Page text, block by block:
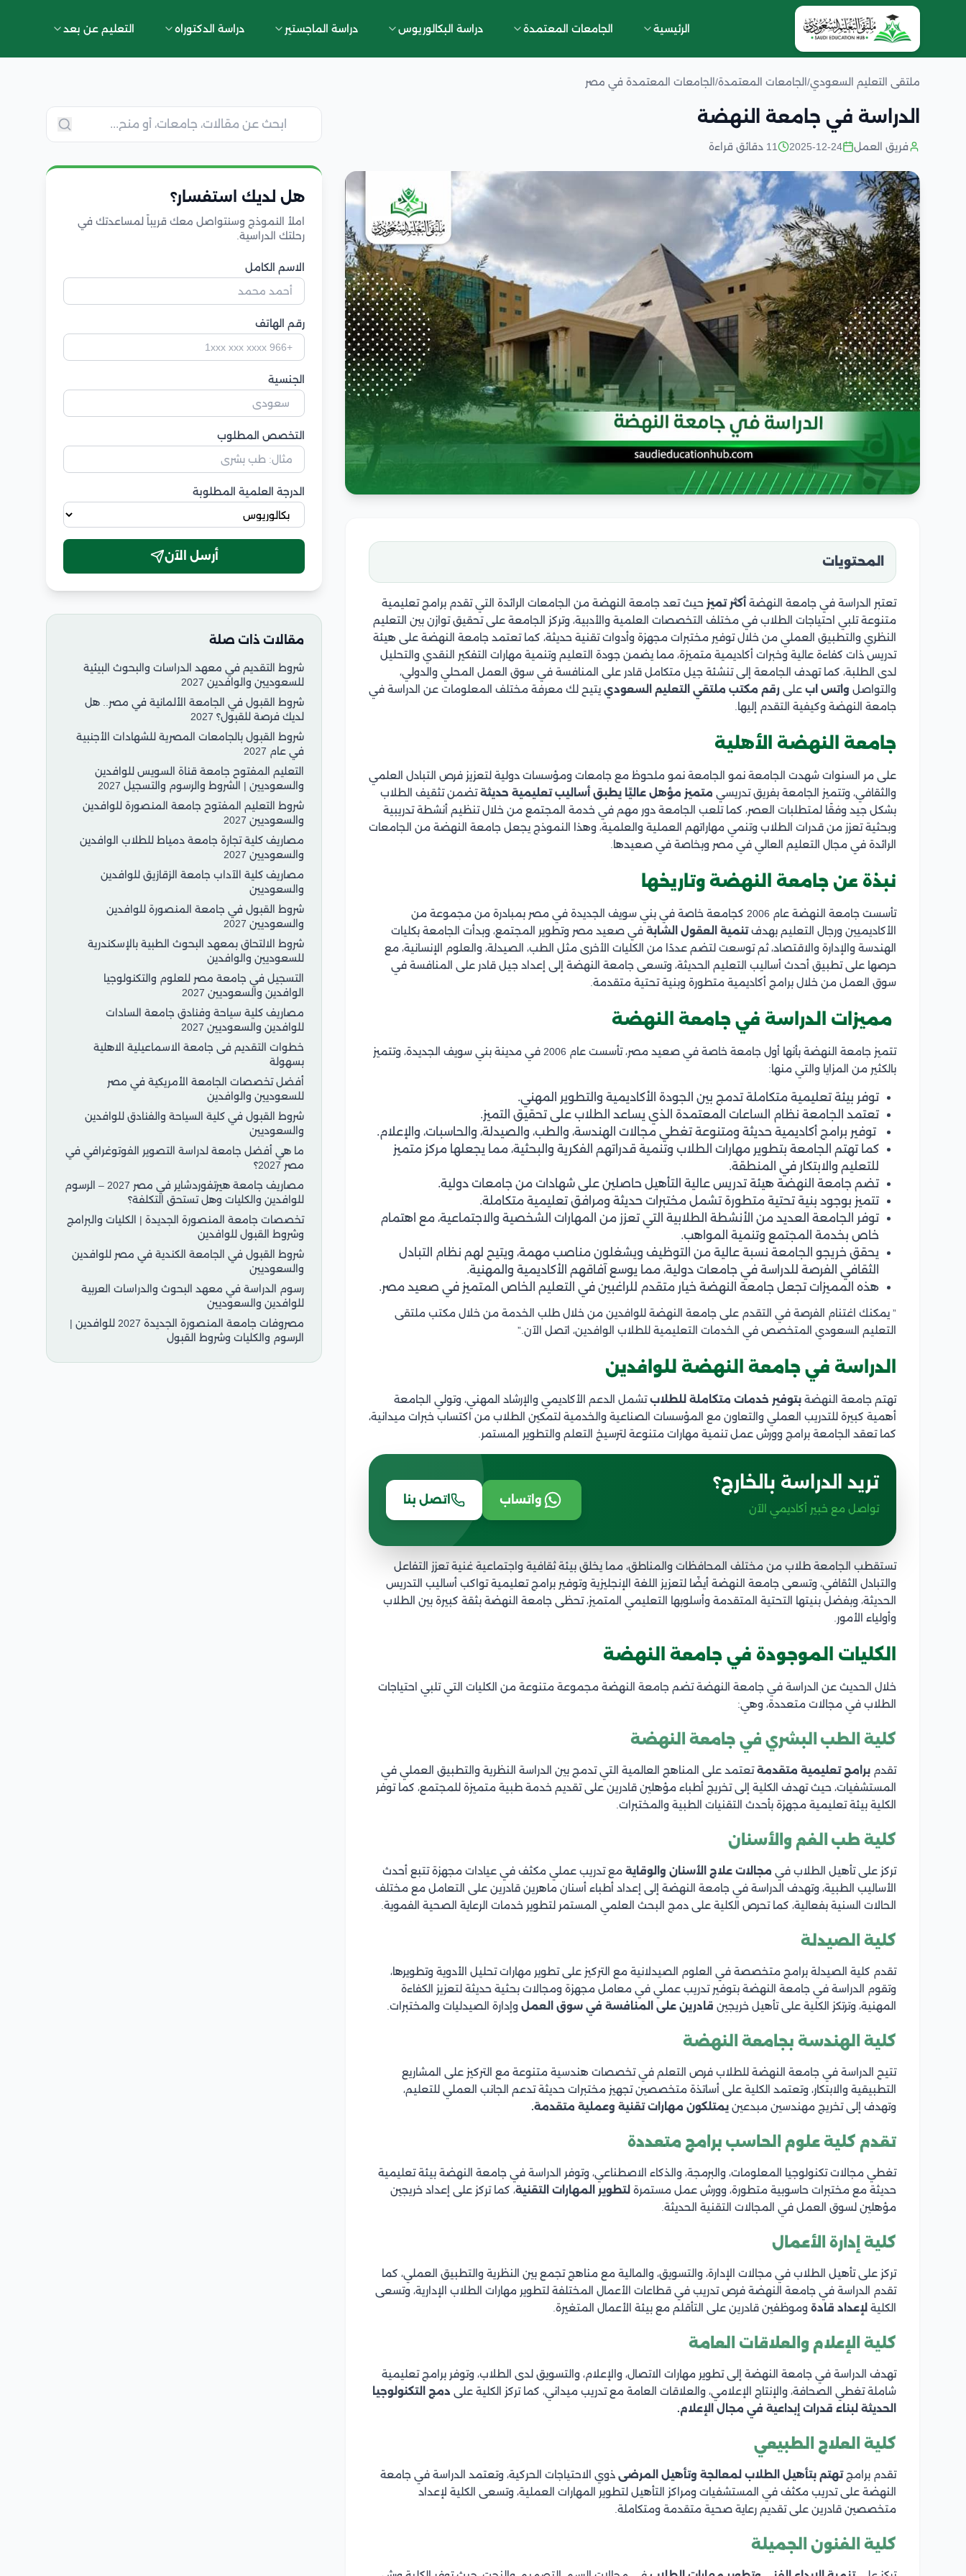
الرئيسية الجامعات المعتمدة دراسة البكالوريوس دراسة الماجستير دراسة الدكتوراه التعليم عن بعد
ملتقى التعليم السعودي/ الجامعات المعتمدة/ الجامعات المعتمدة في مصر
الدراسة في جامعة النهضة
فريق العمل 2025-12-24 11 دقائق قراءة
المحتويات
تعتبر الدراسة في جامعة النهضة أكثر تميز حيث تعد جامعة النهضة من الجامعات الرائدة التي تقدم برامج تعليمية
متنوعة تلبي احتياجات الطلاب في مختلف التخصصات العلمية والأدبية، وتركز الجامعة على تحقيق توازن بين التعليم
النظري والتطبيق العملي من خلال توفير مختبرات مجهزة وأدوات تقنية حديثة، كما تعتمد جامعة النهضة على هيئة
تدريس ذات كفاءة عالية وخبرات أكاديمية متميزة، مما يضمن جودة التعليم وتنمية مهارات التفكير النقدي والتحليل
لدى الطلبة، كما تهدف الجامعة إلى تنشئة جيل متكامل قادر على المنافسة في سوق العمل المحلي والدولي،
والتواصل واتس اب على رقم مكتب ملتقي التعليم السعودي يتيح لك معرفة مختلف المعلومات عن الدراسة في
جامعة النهضة وكيفية التقدم إليها.
جامعة النهضة الأهلية
على مر السنوات شهدت الجامعة نمو الجامعة نمو ملحوظ مع جامعات ومؤسسات دولية لتعزيز فرص التبادل العلمي
والثقافي، وتتميز الجامعة بفريق تدريسي متميز مؤهل عاليًا يطبق أساليب تعليمية حديثةتضمن تثقيف الطلاب
بشكل جيد وفقًا لمتطلبات العصر، كما تلعب الجامعة دور مهم في خدمة المجتمع من خلال تنظيم أنشطة تدريبية
وبحثية تعزز من قدرات الطلاب وتنمي مهاراتهم العملية والعلمية، وهذا النموذج يجعل جامعة النهضة من الجامعات
الرائدة في مجال التعليم العالي في مصر وبخاصة في صعيدها.
نبذة عن جامعة النهضة وتاريخها
تأسست جامعة النهضة عام 2006 كجامعة خاصة في بني سويف الجديدة في مصر بمبادرة من مجموعة من
الأكاديميين ورجال التعليم بهدفتنمية العقول الشابة في صعيد مصر وتطوير المجتمع، وبدأت الجامعة بكليات
الهندسة والإدارة والاقتصاد، ثم توسعت لتضم عددًا من الكليات الأخرى مثل الطب، الصيدلة، والعلوم الإنسانية، مع
حرصها على تطبيق أحدث أساليب التعليم الحديثة، وتسعى جامعة النهضة إلى إعداد جيل قادر على المنافسة في
سوق العمل من خلال برامج أكاديمية متطورة وبنية تحتية متقدمة.
مميزات الدراسة في جامعة النهضة
تتميز جامعة النهضة بأنها أول جامعة خاصة في صعيد مصر، تأسست عام 2006 في مدينة بني سويف الجديدة، وتتميز
بالكثير من المزايا والتي منها:
توفر بيئة تعليمية متكاملة تدمج بين الجودة الأكاديمية والتطوير المهني.
تعتمد الجامعة نظام الساعات المعتمدة الذي يساعد الطلاب على تحقيق التميز.
توفير برامج أكاديمية حديثة ومتنوعة تغطي مجالات الهندسة، والطب، والصيدلة، والحاسبات، والإعلام.
كما تهتم الجامعة بتطوير مهارات الطلاب وتنمية قدراتهم الفكرية والبحثية، مما يجعلها مركز متميز
للتعليم والابتكار في المنطقة.
تضم جامعة النهضة هيئة تدريس عالية التأهيل حاصلين على شهادات من جامعات دولية.
تتميز بوجود بنية تحتية متطورة تشمل مختبرات حديثة ومرافق تعليمية متكاملة.
توفر الجامعة العديد من الأنشطة الطلابية التي تعزز من المهارات الشخصية والاجتماعية، مع اهتمام
خاص بخدمة المجتمع وتنمية المواهب.
يحقق خريجو الجامعة نسبة عالية من التوظيف ويشغلون مناصب مهمة، ويتيح لهم نظام التبادل
الثقافي الفرصة للدراسة في جامعات دولية، مما يوسع آفاقهم الأكاديمية والمهنية.
هذه المميزات تجعل جامعة النهضة خيار متقدم للراغبين في التعليم الخاص المتميز في صعيد مصر.
” يمكنك اغتنام الفرصة في التقدم على جامعة النهضة للوافدين من خلال طلب الخدمة من خلال مكتب ملتقى
التعليم السعودي المتخصص في الخدمات التعليمية للطلاب الوافدين، اتصل الآن.”
الدراسة في جامعة النهضة للوافدين
تهتم جامعة النهضة بتوفير خدمات متكاملة للطلابتشمل الدعم الأكاديمي والإرشاد المهني، وتولي الجامعة
أهمية كبيرة للتدريب العملي والتعاون مع المؤسسات الصناعية والخدمية لتمكين الطلاب من اكتساب خبرات ميدانية،
كما تعقد الجامعة برامج وورش عمل تنمية مهارات متنوعة لترسيخ التعلم والتطوير المستمر.
تريد الدراسة بالخارج؟
تواصل مع خبير أكاديمي الآن
واتساب اتصل بنا
تستقطب الجامعة طلاب من مختلف المحافظات والمناطق، مما يخلق بيئة ثقافية واجتماعية غنية تعزز التفاعل
والتبادل الثقافي، وتسعى جامعة النهضة أيضًا لتعزيز اللغة الإنجليزية وتوفير برامج تعليمية تواكب أساليب التدريس
الحديثة، وبفضل بنيتها التحتية المتقدمة وأسلوبها التعليمي المتميز، تحظى جامعة النهضة بثقة كبيرة بين الطلاب
وأولياء الأمور.
الكليات الموجودة في جامعة النهضة
خلال الحديث عن الدراسة في جامعة النهضة تضم جامعة النهضة مجموعة متنوعة من الكليات التي تلبي احتياجات
الطلاب في مجالات متعددة، وهي:
كلية الطب البشري في جامعة النهضة
تقدم برامج تعليمية متقدمةتعتمد على المناهج العالمية التي تدمج بين الدراسة النظرية والتطبيق العملي في
المستشفيات، حيث تهدف الكلية إلى تخريج أطباء مؤهلين قادرين على تقديم خدمة طبية متميزة للمجتمع، كما توفر
الكلية بيئة تعليمية مجهزة بأحدث التقنيات الطبية والمختبرات.
كلية طب الفم والأسنان
تركز على تأهيل الطلاب في مجالات علاج الأسنان والوقاية مع تدريب عملي مكثف في عيادات مجهزة تتبع أحدث
الأساليب الطبية، وتهدف الدراسة في جامعة النهضة إلى إعداد أطباء أسنان ماهرين قادرين على التعامل مع مختلف
الحالات السنية بفعالية، كما تحرص الكلية على دمج البحث العلمي المستمر لتطوير خدمات الرعاية الصحية الفموية.
كلية الصيدلة
تقدم كلية الصيدلة برامج متخصصة في العلوم الصيدلانية مع التركيز على تطوير مهارات تحليل الأدوية وتطويرها،
وتقوم الدراسة في جامعة النهضة بتوفير تدريب عملي في معامل مجهزة ومجالات بحثية حديثة لتعزيز الكفاءة
المهنية، وترتكز الكلية على تأهيل خريجين قادرين على المنافسة في سوق العمل وإدارة الصيدليات والمختبرات.
كلية الهندسة بجامعة النهضة
تتيح الدراسة في جامعة النهضة للطلاب فرص التعلم في تخصصات هندسية متنوعة مع التركيز على المشاريع
التطبيقية والابتكار، وتعتمد الكلية على أساتذة متخصصين تجهيز مختبرات حديثة تدعم الجانب العملي للتعليم،
وتهدف إلى تخريج مهندسين مبدعين يمتلكون مهارات تقنية وعملية متقدمة.
تقدم كلية علوم الحاسب برامج متعددة
تغطي مجالات تكنولوجيا المعلومات، والبرمجة، والذكاء الاصطناعي، وتوفر الدراسة في جامعة النهضة بيئة تعليمية
حديثة مع مختبرات حاسوبية متطورة، وورش عمل مستمرة لتطوير المهارات التقنية، كما تركز على إعداد خريجين
مؤهلين لسوق العمل في المجالات التقنية الحديثة.
كلية إدارة الأعمال
تركز على تأهيل الطلاب في مجالات الإدارة، والتسويق، والمالية مع مناهج تجمع بين النظرية والتطبيق العملي، كما
تقدم الدراسة في جامعة النهضة فرص تدريب في قطاعات الأعمال المختلفة لتطوير مهارات الطلاب الإدارية، وتسعى
الكلية لإعداد قادة وموظفين قادرين على التأقلم مع بيئة الأعمال المتغيرة.
كلية الإعلام والعلاقات العامة
تهدف الدراسة في جامعة النهضة إلى تطوير مهارات الاتصال، والإعلام، والتسويق لدى الطلاب، وتوفر برامج تعليمية
شاملة تغطي الصحافة، والإنتاج الإعلامي، والعلاقات العامة مع تدريب ميداني، كما تركز الكلية على دمج التكنولوجيا
الحديثة لبناء قدرات إبداعية في مجال الإعلام.
كلية العلاج الطبيعي
تقدم برامج تهتم بتأهيل الطلاب لمعالجة وتأهيل المرضى ذوي الاحتياجات الحركية، وتعتمد الدراسة في جامعة
النهضة على تدريب مكثف في المستشفيات ومراكز التأهيل لتطوير المهارات العملية، وتسعى الكلية لإعداد
متخصصين قادرين على تقديم رعاية صحية متقدمة ومتكاملة.
كلية الفنون الجميلة
هل لديك استفسار؟
املأ النموذج وسنتواصل معك قريباً لمساعدتك في
رحلتك الدراسية.
الاسم الكامل
رقم الهاتف
الجنسية
التخصص المطلوب
الدرجة العلمية المطلوبة
أرسل الآن
مقالات ذات صلة
شروط التقديم في معهد الدراسات والبحوث البيئية
للسعوديين والوافدين 2027
شروط القبول في الجامعة الألمانية في مصر.. هل
لديك فرصة للقبول؟ 2027
شروط القبول بالجامعات المصرية للشهادات الأجنبية
في عام 2027
التعليم المفتوح جامعة قناة السويس للوافدين
والسعوديين | الشروط والرسوم والتسجيل 2027
شروط التعليم المفتوح جامعة المنصورة للوافدين
والسعوديين 2027
مصاريف كلية تجارة جامعة دمياط للطلاب الوافدين
والسعوديين 2027
مصاريف كلية الآداب جامعة الزقازيق للوافدين
والسعوديين
شروط القبول في جامعة المنصورة للوافدين
والسعوديين 2027
شروط الالتحاق بمعهد البحوث الطبية بالإسكندرية
للسعوديين والوافدين
التسجيل في جامعة مصر للعلوم والتكنولوجيا
الوافدين والسعوديين 2027
مصاريف كلية سياحة وفنادق جامعة السادات
للوافدين والسعوديين 2027
خطوات التقديم فى جامعة الاسماعيلية الاهلية
بسهولة
أفضل تخصصات الجامعة الأمريكية في مصر
للسعوديين والوافدين
شروط القبول في كلية السياحة والفنادق للوافدين
والسعوديين
ما هي أفضل جامعة لدراسة التصوير الفوتوغرافي في
مصر 2027؟
مصاريف جامعة هيرتفوردشاير في مصر 2027 – الرسوم
للوافدين والكليات وهل تستحق التكلفة؟
تخصصات جامعة المنصورة الجديدة | الكليات والبرامج
وشروط القبول للوافدين
شروط القبول في الجامعة الكندية في مصر للوافدين
والسعوديين
رسوم الدراسة في معهد البحوث والدراسات العربية
للوافدين والسعوديين
مصروفات جامعة المنصورة الجديدة 2027 للوافدين |
الرسوم والكليات وشروط القبول